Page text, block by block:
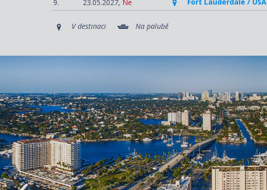
9.
23.05.2027, Ne
V destinaci Na palubě